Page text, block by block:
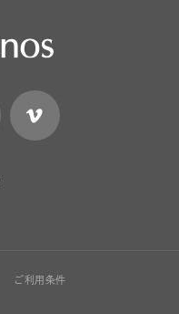
ご利用条件